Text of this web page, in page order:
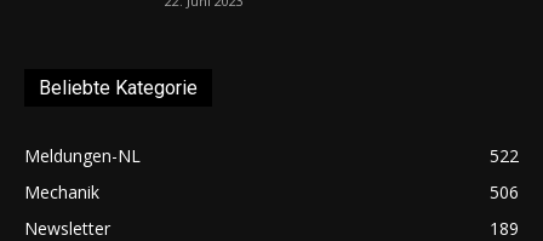
Beliebte Kategorie
Meldungen-NL
522
Mechanik
506
Newsletter
189